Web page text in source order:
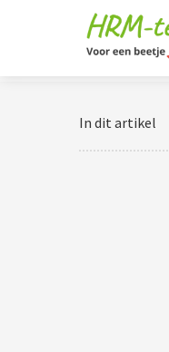
In dit artikel